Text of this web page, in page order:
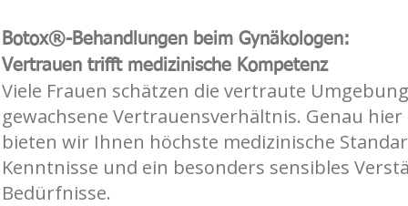
Botox®-Behandlungen beim Gynäkologen:
Vertrauen trifft medizinische Kompetenz
Viele Frauen schätzen die vertraute
gewachsene Vertrauensverhältnis. Genau
bieten wir Ihnen höchste medizinische
Kenntnisse und ein besonders sensibles
Bedürfnisse.